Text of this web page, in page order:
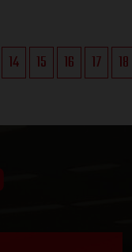
14 15 16 17 18